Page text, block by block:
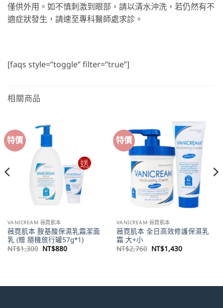
僅供外用。如不慎刺激到眼部，請以清水沖洗，若仍然有不
適症狀發生，請速至專科醫師處求診。
[faqs style=”toggle” filter=”true”]
相關商品
特價
VANICREAM 薇霓肌本
薇霓肌本 胺基酸保濕乳霜潔面
乳 (贈 隨機旅行罐57g*1)
NT$1,300 原
NT$880目
特價
VANICREAM 薇霓肌本
薇霓肌本 全日高效修護保濕乳
霜 大+小
NT$2,760 原
NT$1,430目